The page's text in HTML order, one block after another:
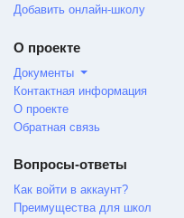
Добавить онлайн-школу
О проекте
Документы
Контактная информация
О проекте
Обратная связь
Вопросы-ответы
Как войти в аккаунт?
Преимущества для школ